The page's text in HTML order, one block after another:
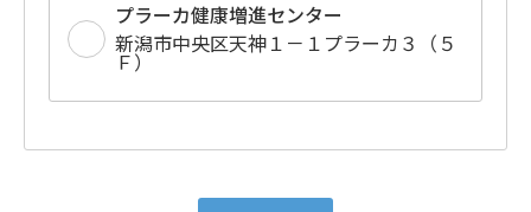
プラーカ健康増進センター
新潟市中央区天神１－１プラーカ３（５
Ｆ）